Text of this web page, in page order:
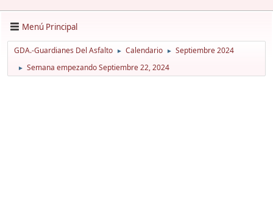
Menú Principal
GDA.-Guardianes Del Asfalto ► Calendario ► Septiembre 2024
► Semana empezando Septiembre 22, 2024